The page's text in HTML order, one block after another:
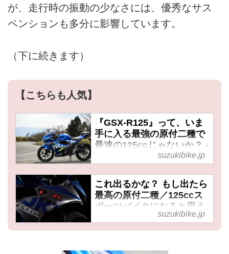
が、走行時の振動の少なさには、優秀なサス
ペンションも多分に影響しています。
（下に続きます）
【こちらも人気】
『GSX-R125』って、いま
手に入る最強の原付二種で
最速の125ccじゃないか？ -
スズキのバイク！suzukibike.jp
これ出るかな？ もし出たら
最高の原付二種／125ccス
ポーツバイクになると思う
んだけど……- スズキのバ
イク！
suzukibike.jp